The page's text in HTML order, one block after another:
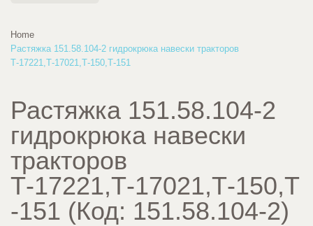
Home
Растяжка 151.58.104-2 гидрокрюка навески тракторов
Т-17221,Т-17021,Т-150,Т-151
Растяжка 151.58.104-2
гидрокрюка навески
тракторов
Т-17221,Т-17021,Т-150,Т
-151 (Код: 151.58.104-2)